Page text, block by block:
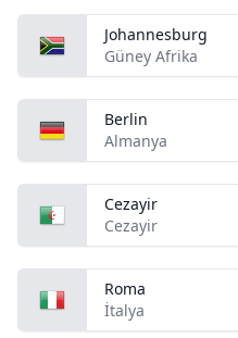
Johannesburg
Güney Afrika
Berlin
Almanya
Cezayir
Cezayir
Roma
İtalya